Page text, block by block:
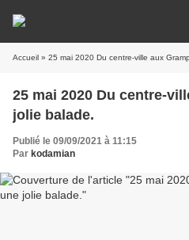
Accueil » 25 mai 2020 Du centre-ville aux
25 mai 2020 Du centre-
jolie balade.
Publié le 09/09/2021 à 11:15
Par kodamian